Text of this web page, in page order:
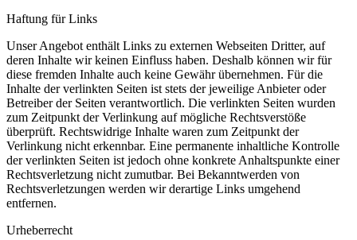
Haftung für Links
Unser Angebot enthält Links zu externen Webseiten Dritter, auf
deren Inhalte wir keinen Einfluss haben. Deshalb können wir für
diese fremden Inhalte auch keine Gewähr übernehmen. Für die
Inhalte der verlinkten Seiten ist stets der jeweilige Anbieter oder
Betreiber der Seiten verantwortlich. Die verlinkten Seiten wurden
zum Zeitpunkt der Verlinkung auf mögliche Rechtsverstöße
überprüft. Rechtswidrige Inhalte waren zum Zeitpunkt der
Verlinkung nicht erkennbar. Eine permanente inhaltliche Kontrolle
der verlinkten Seiten ist jedoch ohne konkrete Anhaltspunkte einer
Rechtsverletzung nicht zumutbar. Bei Bekanntwerden von
Rechtsverletzungen werden wir derartige Links umgehend
entfernen.
Urheberrecht